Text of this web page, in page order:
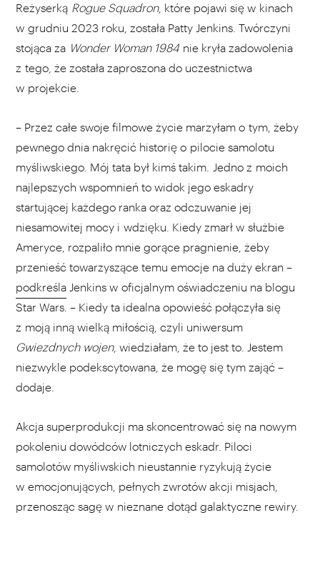
Reżyserką Rogue Squadron, które pojawi się w kinach
w grudniu 2023 roku, została Patty Jenkins. Twórczyni
stojąca za Wonder Woman 1984 nie kryła zadowolenia
z tego, że została zaproszona do uczestnictwa
w projekcie.
– Przez całe swoje filmowe życie marzyłam o tym, żeby
pewnego dnia nakręcić historię o pilocie samolotu
myśliwskiego. Mój tata był kimś takim. Jedno z moich
najlepszych wspomnień to widok jego eskadry
startującej każdego ranka oraz odczuwanie jej
niesamowitej mocy i wdzięku. Kiedy zmarł w służbie
Ameryce, rozpaliło mnie gorące pragnienie, żeby
przenieść towarzyszące temu emocje na duży ekran –
podkreśla Jenkins w oficjalnym oświadczeniu na blogu
Star Wars. – Kiedy ta idealna opowieść połączyła się
z moją inną wielką miłością, czyli uniwersum
Gwiezdnych wojen, wiedziałam, że to jest to. Jestem
niezwykle podekscytowana, że mogę się tym zająć –
dodaje.
Akcja superprodukcji ma skoncentrować się na nowym
pokoleniu dowódców lotniczych eskadr. Piloci
samolotów myśliwskich nieustannie ryzykują życie
w emocjonujących, pełnych zwrotów akcji misjach,
przenosząc sagę w nieznane dotąd galaktyczne rewiry.